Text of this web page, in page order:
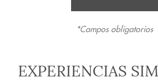
*Campos obligatorios
EXPERIENCIAS